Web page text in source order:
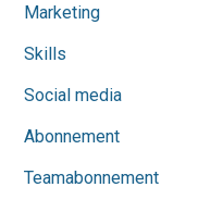
Marketing
Skills
Social media
Abonnement
Teamabonnement